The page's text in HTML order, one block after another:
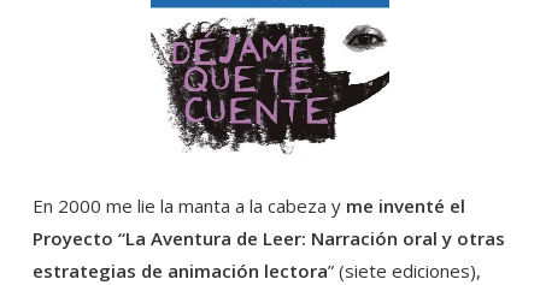
En 2000 me lie la manta a la cabeza y me inventé el
Proyecto “La Aventura de Leer: Narración oral y otras
estrategias de animación lectora” (siete ediciones),